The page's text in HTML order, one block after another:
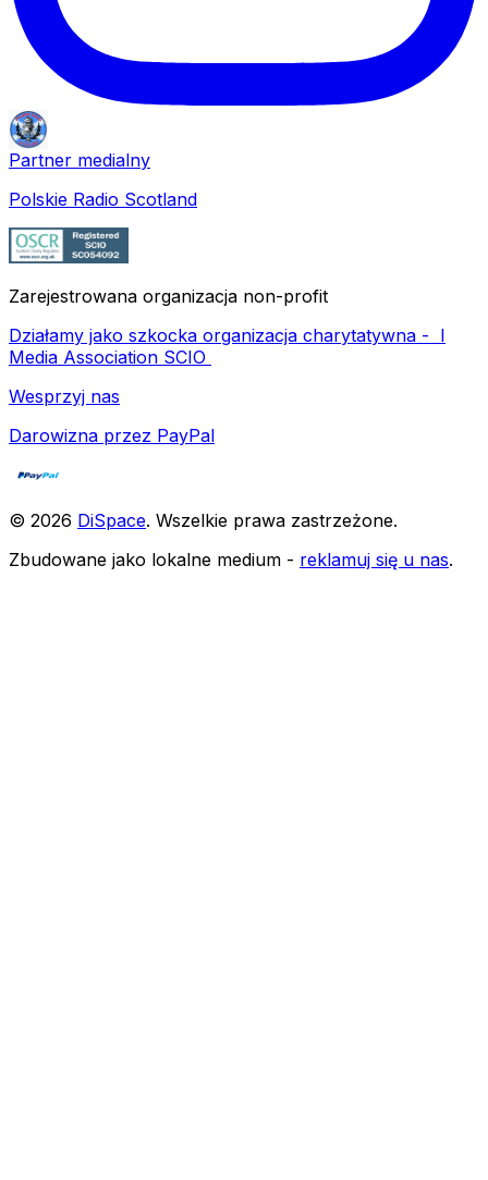
Partner medialny
Polskie Radio Scotland
Zarejestrowana organizacja non-profit
Działamy jako szkocka organizacja charytatywna - I
Media Association SCIO
Wesprzyj nas
Darowizna przez PayPal
© 2026 DiSpace. Wszelkie prawa zastrzeżone.
Zbudowane jako lokalne medium - reklamuj się u nas.